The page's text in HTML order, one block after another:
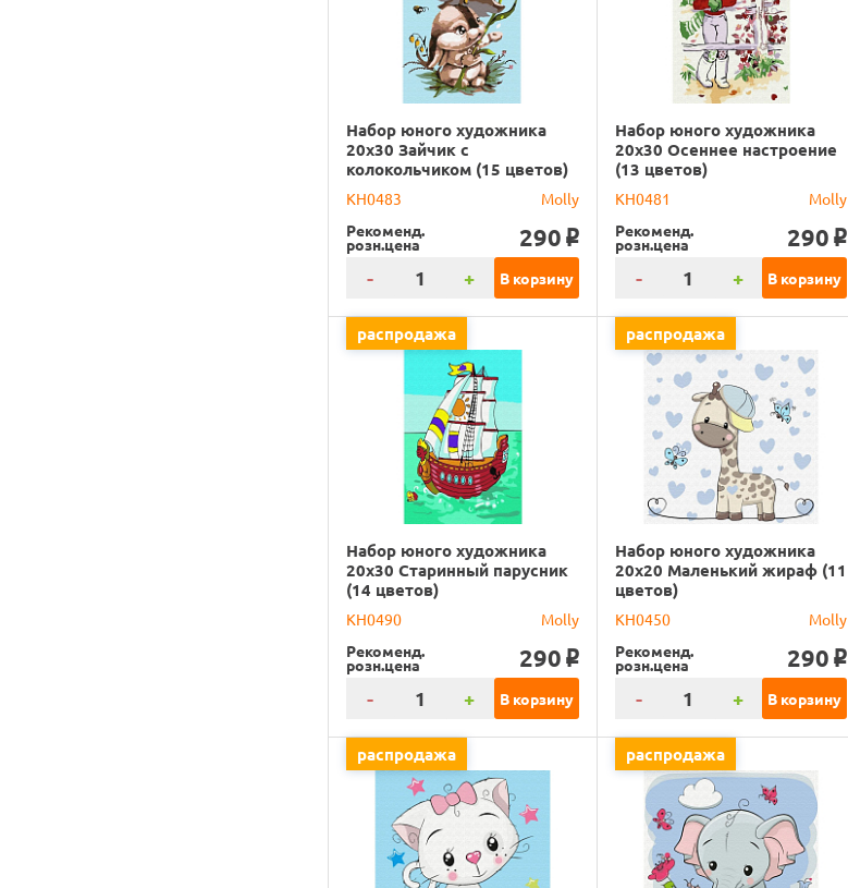
Набор юного художника
20х30 Зайчик с
колокольчиком (15 цветов)
KH0483
Molly
Рекоменд.
розн.цена 290 o
- + В корзину
Набор юного художника
20х30 Осеннее настроение
(13 цветов)
KH0481
Molly
Рекоменд.
розн.цена 290 o
- + В корзину
распродажа
Набор юного художника
20х30 Старинный парусник
(14 цветов)
KH0490
Molly
Рекоменд.
розн.цена 290 o
- + В корзину
распродажа
Набор юного художника
20х20 Маленький жираф (11
цветов)
KH0450
Molly
Рекоменд.
розн.цена 290 o
- + В корзину
распродажа распродажа